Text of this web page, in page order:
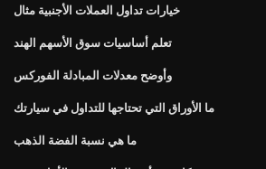
خيارات تداول العملات الأجنبية مثال
تعلم أساسيات سوق الأسهم الهند
وأوضح معدلات المبادلة الفوركس
ما الأوراق التي تحتاجها للتداول في سيارتك
ما هي نسبة الفضة الذهب